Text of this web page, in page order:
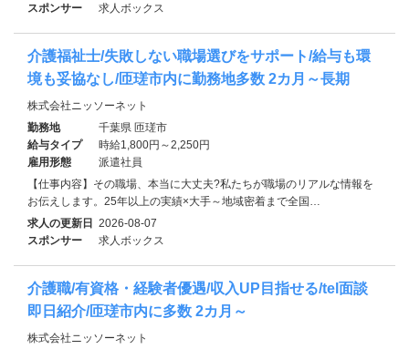
スポンサー
求人ボックス
介護福祉士/失敗しない職場選びをサポート/給与も環
境も妥協なし/匝瑳市内に勤務地多数 2カ月～長期
株式会社ニッソーネット
勤務地
千葉県 匝瑳市
給与タイプ
時給1,800円～2,250円
雇用形態
派遣社員
【仕事内容】その職場、本当に大丈夫?私たちが職場のリアルな情報を
お伝えします。25年以上の実績×大手～地域密着まで全国…
求人の更新日 2026-08-07
スポンサー
求人ボックス
介護職/有資格・経験者優遇/収入UP目指せる/tel面談
即日紹介/匝瑳市内に多数 2カ月～
株式会社ニッソーネット